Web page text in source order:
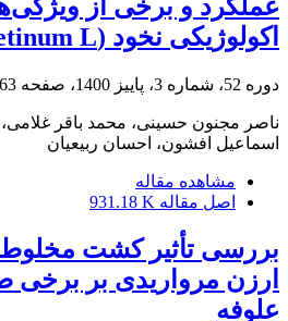
عملکرد و برخی از
اکولوژیکی نخود (Cicer arietinum L)
دوره 52، شماره 3، پاییز 1400، صفحه 174
ناصر مجنون حسینی، محمد باقر
اسماعیل افشون، احسان ربیعیان
مشاهده مقاله
اصل مقاله 931.18 K
بررسی تأثیر کشت
ارزن مرواریدی بر
علوفه